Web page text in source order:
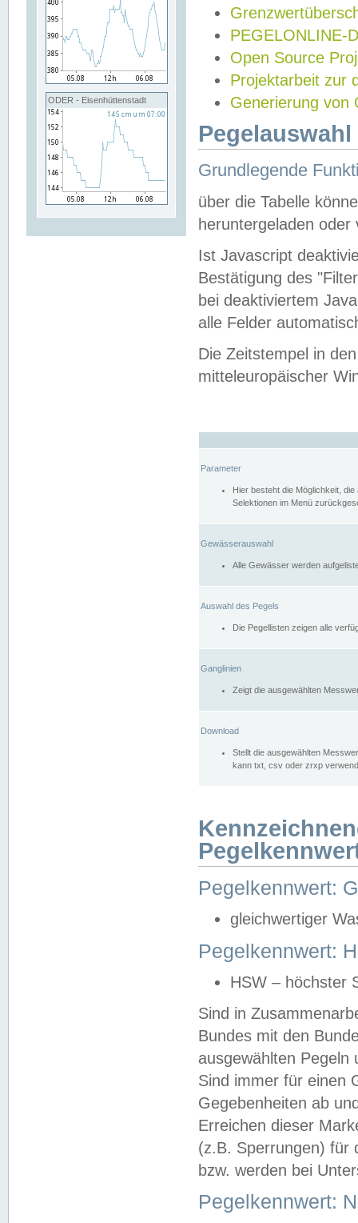
ODER - Eisenhüttenstadt
PEGELONLINE-
Open Source
Projektarbeit zur
Generierung von
Grundlegende
über die Tabelle
heruntergeladen oder
Ist Javascript
Bestätigung des
bei deaktiviertem
alle Felder
Die Zeitstempel in
mitteleuropäischer
Parameter
Hier besteht die Möglichkeit,
Selektionen im Menü
Gewässerauswahl
Alle Gewässer werden
Auswahl des Pegels
Die Pegellisten zeigen alle
Ganglinien
Zeigt die ausgewählten
Download
Stellt die ausgewählten
kann txt, csv oder zrxp
Pegelkennwert:
gleichwertiger
Pegelkennwert:
HSW – höchster
Sind in
Bundes mit den
ausgewählten
Sind immer für einen
Gegebenheiten ab
Erreichen dieser
(z.B. Sperrungen) für
bzw. werden bei
Pegelkennwert: